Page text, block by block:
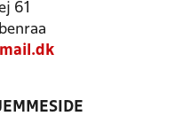
61